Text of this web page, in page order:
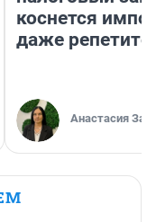
коснется
даже
Анастасия